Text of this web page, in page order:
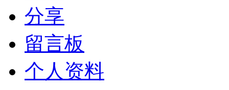
分享
留言板
个人资料